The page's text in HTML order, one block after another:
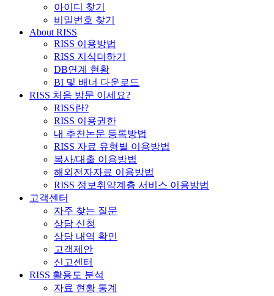
아이디 찾기
비밀번호 찾기
About RISS
RISS 이용방법
RISS 지식더하기
DB연계 현황
BI 및 배너 다운로드
RISS 처음 방문 이세요?
RISS란?
RISS 이용권한
내 추천논문 등록방법
RISS 자료 유형별 이용방법
복사/대출 이용방법
해외전자자료 이용방법
RISS 정보취약계층 서비스 이용방법
고객센터
자주 찾는 질문
상담 신청
상담 내역 확인
고객제안
신고센터
RISS 활용도 분석
자료 현황 통계